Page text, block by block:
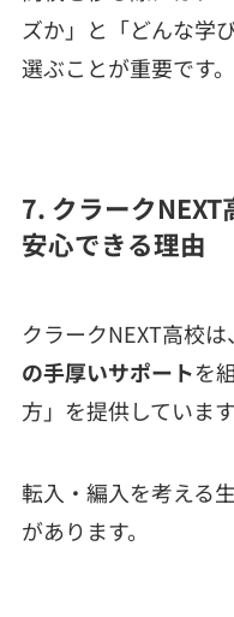
ズか」と「どんな学
選ぶことが重要です。
7. クラーク
安心できる理由
クラークNEXT高校は、
の手厚いサポートを
方」を提供しています
転入・編入を考える
があります。